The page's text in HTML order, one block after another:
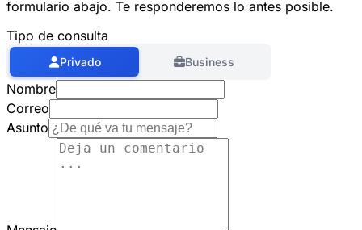
formulario abajo. Te responderemos lo antes posible.
Tipo de consulta
Privado Business
Nombre
Correo
Asunto